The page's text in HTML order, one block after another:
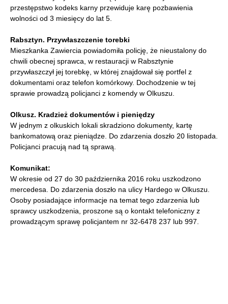
przestępstwo kodeks karny przewiduje karę pozbawienia
wolności od 3 miesięcy do lat 5.
Rabsztyn. Przywłaszczenie torebki
Mieszkanka Zawiercia powiadomiła policję, że nieustalony do
chwili obecnej sprawca, w restauracji w Rabsztynie
przywłaszczył jej torebkę, w której znajdował się portfel z
dokumentami oraz telefon komórkowy. Dochodzenie w tej
sprawie prowadzą policjanci z komendy w Olkuszu.
Olkusz. Kradzież dokumentów i pieniędzy
W jednym z olkuskich lokali skradziono dokumenty, kartę
bankomatową oraz pieniądze. Do zdarzenia doszło 20 listopada.
Policjanci pracują nad tą sprawą.
Komunikat:
W okresie od 27 do 30 października 2016 roku uszkodzono
mercedesa. Do zdarzenia doszło na ulicy Hardego w Olkuszu.
Osoby posiadające informacje na temat tego zdarzenia lub
sprawcy uszkodzenia, proszone są o kontakt telefoniczny z
prowadzącym sprawę policjantem nr 32-6478 237 lub 997.